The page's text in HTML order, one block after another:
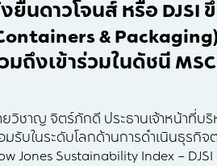
ยืนดาวโจนส์ หรือ DJSI
&
มถึงเข้าร่วมในดัชนี
ยวิชาญ จิตร์ภักดี ประธานเจ้าหน้าที่บ
มรับในระดับโลกด้านการดำเนินธุรกิ
Jones Sustainability Index –